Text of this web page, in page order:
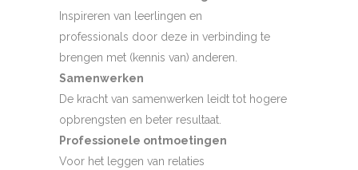
Inspireren van leerlingen en
professionals door deze in verbinding te
brengen met (kennis van) anderen.
Samenwerken
De kracht van samenwerken leidt tot hogere
opbrengsten en beter resultaat.
Professionele ontmoetingen
Voor het leggen van relaties